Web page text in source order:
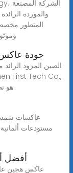
والموردة
المتطور
جودة عاكس
الصين المزود
Ltd. هو نظام تخزين طاقة البطارية في الحاويات مصنع.
مستودعات
أفضل